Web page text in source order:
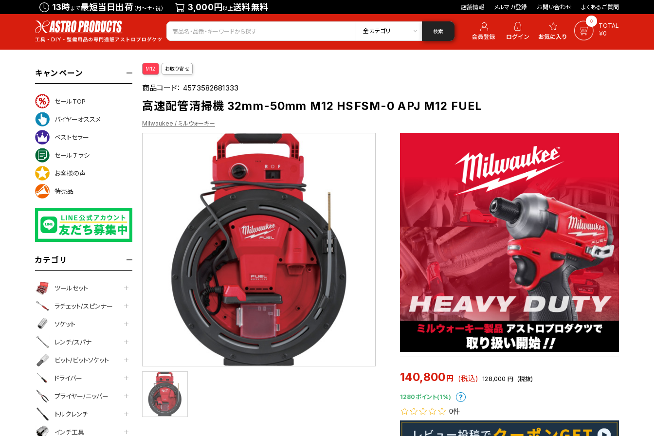
13時まで最短当日出荷 （月～土・祝） 3,000円以上送料無料 店舗情報 メルマガ登録 お問い合わせ よくあるご質問
会員登録 ログイン お気に入り 0
TOTAL
￥0
全カテゴリ 検索
キャンペーン
セールTOP
バイヤーオススメ
ベストセラー
セールチラシ
お客様の声
特売品
カテゴリ
ツールセット
ラチェット/スピンナー
ソケット
レンチ/スパナ
ビット/ビットソケット
ドライバー
プライヤー/ニッパー
トルクレンチ
インチ工具
M12 お取り寄せ
商品コード：4573582681333
高速配管清掃機 32mm-50mm M12 HSFSM-0 APJ M12 FUEL
Milwaukee / ミルウォーキー
140,800円 (税込) 128,000 円 (税抜)
1280ポイント(1%)
0件